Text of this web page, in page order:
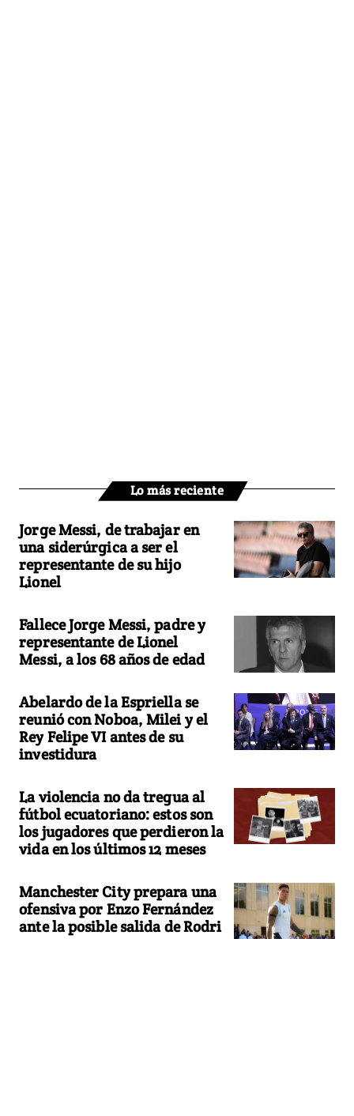
Lo más reciente
Jorge Messi, de trabajar en
una siderúrgica a ser el
representante de su hijo
Lionel
Fallece Jorge Messi, padre y
representante de Lionel
Messi, a los 68 años de edad
Abelardo de la Espriella se
reunió con Noboa, Milei y el
Rey Felipe VI antes de su
investidura
La violencia no da tregua al
fútbol ecuatoriano: estos son
los jugadores que perdieron la
vida en los últimos 12 meses
Manchester City prepara una
ofensiva por Enzo Fernández
ante la posible salida de Rodri